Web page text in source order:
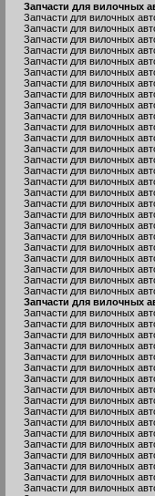
Запчасти для вилочных
Запчасти для вилочных
Запчасти для вилочных
Запчасти для вилочных
Запчасти для вилочных
Запчасти для вилочных
Запчасти для вилочных
Запчасти для вилочных
Запчасти для вилочных
Запчасти для вилочных
Запчасти для вилочных
Запчасти для вилочных
Запчасти для вилочных
Запчасти для вилочных
Запчасти для вилочных
Запчасти для вилочных
Запчасти для вилочных
Запчасти для вилочных
Запчасти для вилочных
Запчасти для вилочных
Запчасти для вилочных
Запчасти для вилочных
Запчасти для вилочных
Запчасти для вилочных
Запчасти для вилочных
Запчасти для вилочных
Запчасти для вилочных
Запчасти для вилочных
Запчасти для вилочных
Запчасти для вилочных
Запчасти для вилочных
Запчасти для вилочных
Запчасти для вилочных
Запчасти для вилочных
Запчасти для вилочных
Запчасти для вилочных
Запчасти для вилочных
Запчасти для вилочных
Запчасти для вилочных
Запчасти для вилочных
Запчасти для вилочных
Запчасти для вилочных
Запчасти для вилочных
Запчасти для вилочных
Запчасти для вилочных